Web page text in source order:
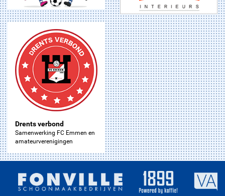
Drents verbond
Samenwerking FC Emmen en
amateurverenigingen